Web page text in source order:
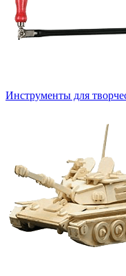
Инструменты для